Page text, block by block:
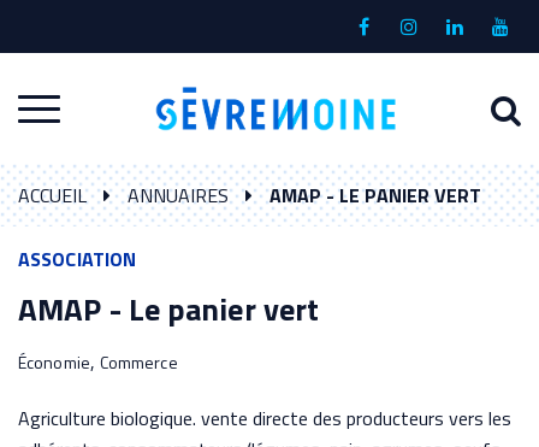
Lien
compte
Lien
Lien
compte
Lien
la
Aller
à
la
navigation
à
ACCUEIL ANNUAIRES AMAP - LE PANIER VERT
ASSOCIATION
AMAP - Le panier vert
Économie, Commerce
Agriculture biologique. vente directe des producteurs vers les